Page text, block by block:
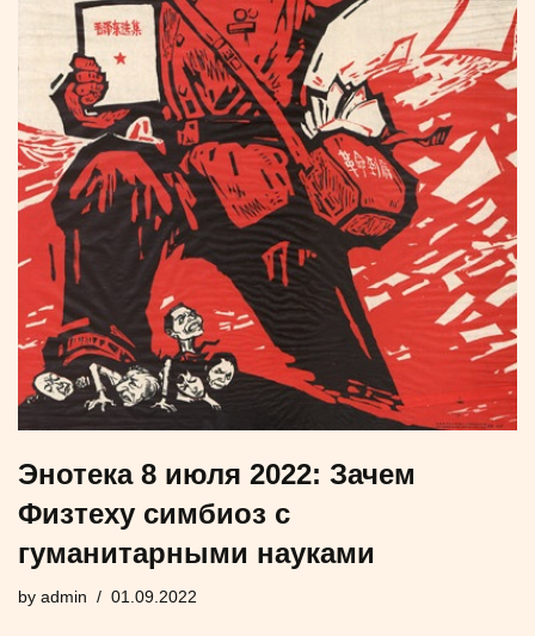
Энотека 8 июля 2022: Зачем
Физтеху симбиоз с
гуманитарными науками
by admin 01.09.2022